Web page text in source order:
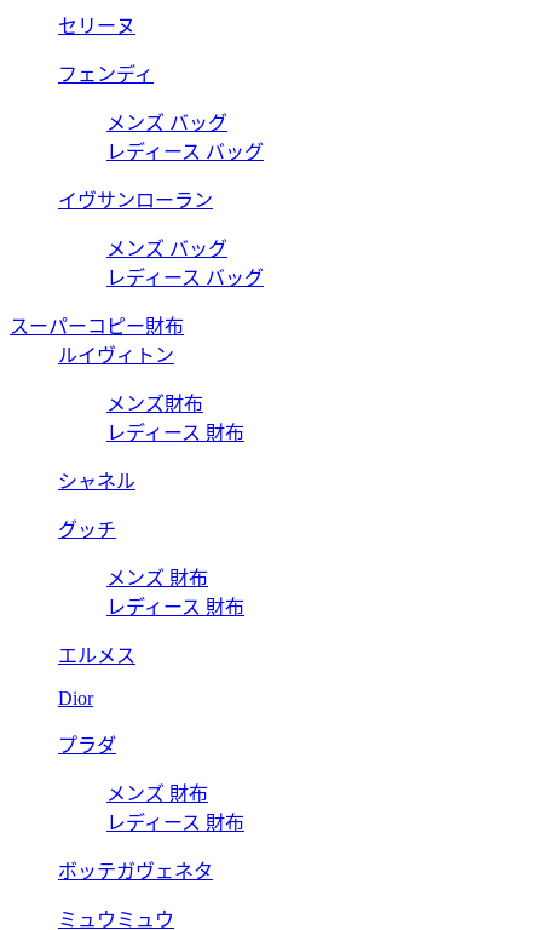
セリーヌ
フェンディ
メンズ バッグ
レディース バッグ
イヴサンローラン
メンズ バッグ
レディース バッグ
スーパーコピー財布
ルイヴィトン
メンズ財布
レディース 財布
シャネル
グッチ
メンズ 財布
レディース 財布
エルメス
Dior
プラダ
メンズ 財布
レディース 財布
ボッテガヴェネタ
ミュウミュウ